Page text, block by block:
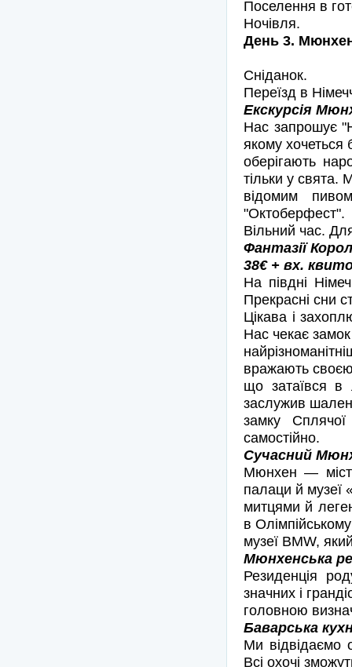
Поселення в
Ночівля.
День 3.
Сніданок.
Переїзд в
Екскурсія
Нас запрошує
якому хочеться
оберігають
тільки у свята.
відомим
"Октоберфест".
Вільний час.
Фантазії
38€ + вх.
На півдні
Прекрасні сни
Цікава і
Нас чекає
вражають своєю
що затаївся в
заслужив
замку
самостійно.
Сучасний
Мюнхен — місто
палаци й музеї
митцями й
в
музеї BMW,
Мюнхенська
Резиденція
значних і
головною
Баварська
Ми відвідаємо
Всі охочі